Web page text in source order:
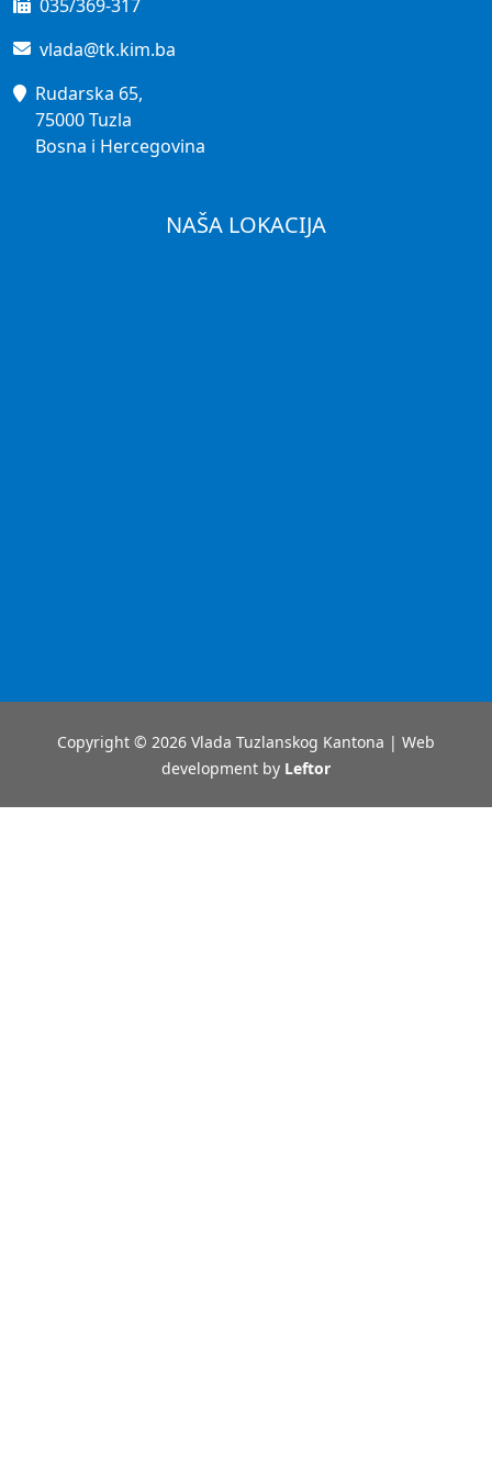
035/369-317
vlada@tk.kim.ba
Rudarska 65,
75000 Tuzla
Bosna i Hercegovina
NAŠA LOKACIJA
Copyright © 2026 Vlada Tuzlanskog Kantona | Web
development by Leftor